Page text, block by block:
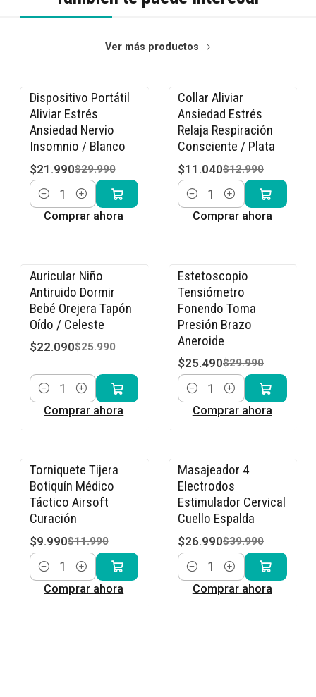
Ver más productos
-27% OFF
Dispositivo Portátil
Aliviar Estrés
Ansiedad Nervio
Insomnio / Blanco
$21.990$29.990
Cantidad
Comprar ahora
-15% OFF
Collar Aliviar
Ansiedad Estrés
Relaja Respiración
Consciente / Plata
$11.040$12.990
Cantidad
Comprar ahora
-15% OFF
Auricular Niño
Antiruido Dormir
Bebé Orejera Tapón
Oído / Celeste
$22.090$25.990
Cantidad
Comprar ahora
-15% OFF
Estetoscopio
Tensiómetro
Fonendo Toma
Presión Brazo
Aneroide
$25.490$29.990
Cantidad
Comprar ahora
-17% OFF
Torniquete Tijera
Botiquín Médico
Táctico Airsoft
Curación
$9.990$11.990
Cantidad
Comprar ahora
-33% OFF
Masajeador 4
Electrodos
Estimulador Cervical
Cuello Espalda
$26.990$39.990
Cantidad
Comprar ahora